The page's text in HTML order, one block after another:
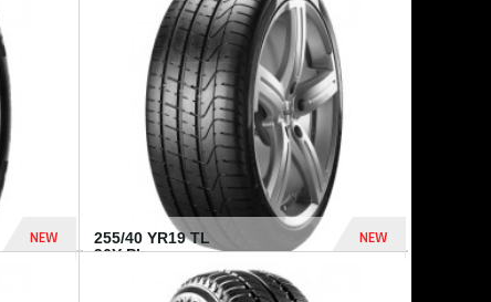
955 Dhs
NEW
255/40 YR19 TL
96Y PI...
NEW